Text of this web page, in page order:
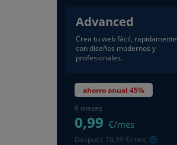
Advanced
Crea tu web fácil, rapidamente
con diseños modernos y
profesionales.
ahorro anual 45%
6 meses
0,99 €/mes
Después 10,99 €/mes